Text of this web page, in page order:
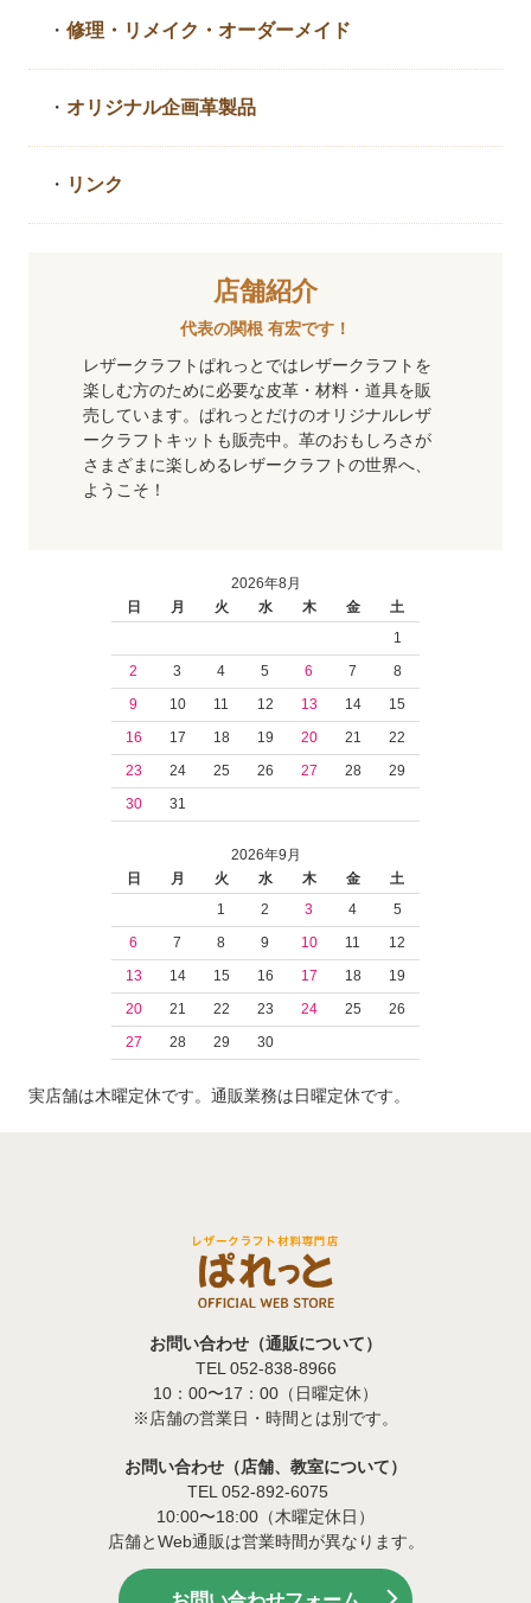
・修理・リメイク・ オーダーメイド
・ オリジナル企画革製品
・ リンク
店舗紹介
代表の関根 有宏です！
レザークラフトぱれっとではレザークラフトを
楽しむ方のために必要な皮革・材料・道具を販
売しています。ぱれっとだけのオリジナルレザ
ークラフトキットも販売中。革のおもしろさが
さまざまに楽しめるレザークラフトの世界へ、
ようこそ！
2026年8月
日
月 火 水 木 金
土
1
2
3 4 5 6 7
8
9
10 11 12 13 14
15
16
17 18 19 20 21
22
23
24 25 26 27 28
29
30
31
2026年9月
日
月 火 水 木 金
土
1
2 3 4
5
6
7 8 9 10 11
12
13
14 15 16 17 18
19
20
21 22 23 24 25
26
27
28 29 30
実店舗は木曜定休です。通販業務は日曜定休です。
お問い合わせ（通販について）
TEL 052-838-8966
10：00〜17：00（日曜定休）
※店舗の営業日・時間とは別です。
お問い合わせ（店舗、教室について）
TEL 052-892-6075
10:00〜18:00（木曜定休日）
店舗とWeb通販は営業時間が異なります。